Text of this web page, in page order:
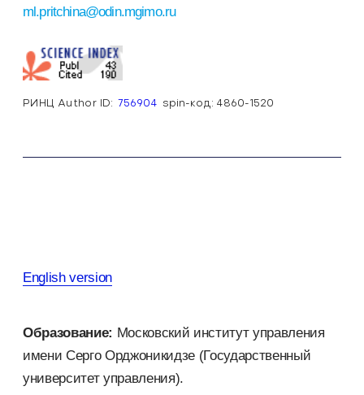
l.pritchina@odin.mgimo.ru
РИНЦ Author ID: 756904 spin-код: 4860-1520
English version
Образование: Московский институт управления
имени Серго Орджоникидзе (Государственный
университет управления).